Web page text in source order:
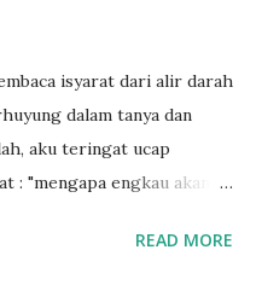
isyarat dari alir darah
dalam tanya dan
aku teringat ucap
: "mengapa engkau akan
kudapat
READ MORE